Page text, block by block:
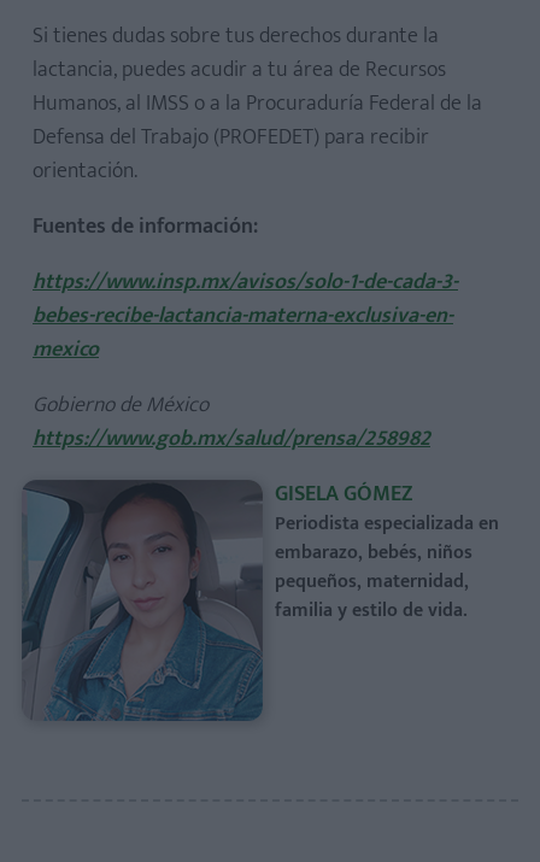
Si tienes dudas sobre tus derechos durante la
lactancia, puedes acudir a tu área de Recursos
Humanos, al IMSS o a la Procuraduría Federal de la
Defensa del Trabajo (PROFEDET) para recibir
orientación.
Fuentes de información:
https://www.insp.mx/avisos/solo-1-de-cada-3-
bebes-recibe-lactancia-materna-exclusiva-en-
mexico
Gobierno de México
https://www.gob.mx/salud/prensa/258982
GISELA GÓMEZ
Periodista especializada en
embarazo, bebés, niños
pequeños, maternidad,
familia y estilo de vida.